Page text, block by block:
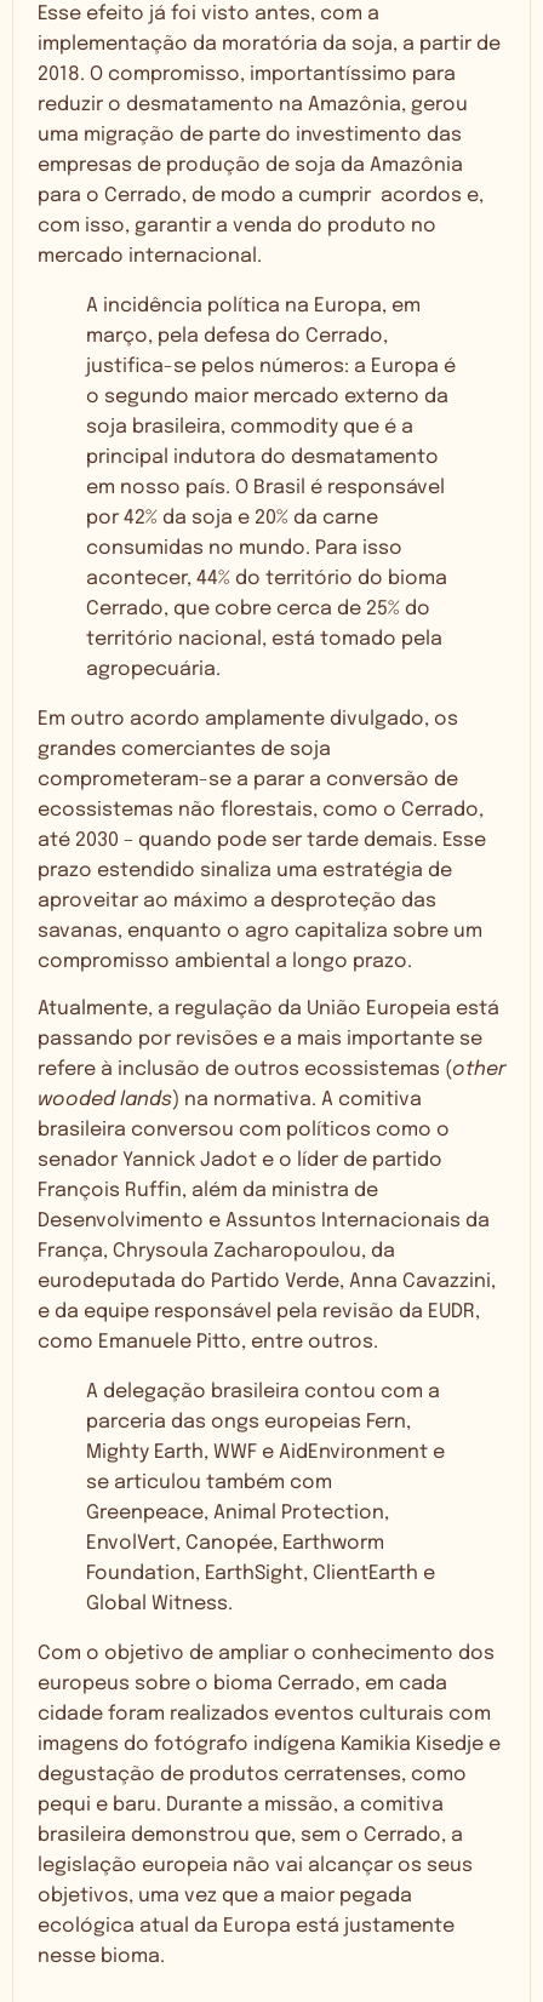
Esse efeito já foi visto antes, com a
implementação da moratória da soja, a partir de
2018. O compromisso, importantíssimo para
reduzir o desmatamento na Amazônia, gerou
uma migração de parte do investimento das
empresas de produção de soja da Amazônia
para o Cerrado, de modo a cumprir acordos e,
com isso, garantir a venda do produto no
mercado internacional.
A incidência política na Europa, em
março, pela defesa do Cerrado,
justifica-se pelos números: a Europa é
o segundo maior mercado externo da
soja brasileira, commodity que é a
principal indutora do desmatamento
em nosso país. O Brasil é responsável
por 42% da soja e 20% da carne
consumidas no mundo. Para isso
acontecer, 44% do território do bioma
Cerrado, que cobre cerca de 25% do
território nacional, está tomado pela
agropecuária.
Em outro acordo amplamente divulgado, os
grandes comerciantes de soja
comprometeram-se a parar a conversão de
ecossistemas não florestais, como o Cerrado,
até 2030 – quando pode ser tarde demais. Esse
prazo estendido sinaliza uma estratégia de
aproveitar ao máximo a desproteção das
savanas, enquanto o agro capitaliza sobre um
compromisso ambiental a longo prazo.
Atualmente, a regulação da União Europeia está
passando por revisões e a mais importante se
refere à inclusão de outros ecossistemas (other
wooded lands) na normativa. A comitiva
brasileira conversou com políticos como o
senador Yannick Jadot e o líder de partido
François Ruffin, além da ministra de
Desenvolvimento e Assuntos Internacionais da
França, Chrysoula Zacharopoulou, da
eurodeputada do Partido Verde, Anna Cavazzini,
e da equipe responsável pela revisão da EUDR,
como Emanuele Pitto, entre outros.
A delegação brasileira contou com a
parceria das ongs europeias Fern,
Mighty Earth, WWF e AidEnvironment e
se articulou também com
Greenpeace, Animal Protection,
EnvolVert, Canopée, Earthworm
Foundation, EarthSight, ClientEarth e
Global Witness.
Com o objetivo de ampliar o conhecimento dos
europeus sobre o bioma Cerrado, em cada
cidade foram realizados eventos culturais com
imagens do fotógrafo indígena Kamikia Kisedje e
degustação de produtos cerratenses, como
pequi e baru. Durante a missão, a comitiva
brasileira demonstrou que, sem o Cerrado, a
legislação europeia não vai alcançar os seus
objetivos, uma vez que a maior pegada
ecológica atual da Europa está justamente
nesse bioma.